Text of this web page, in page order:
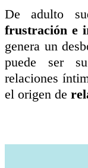
De adulto
frustración e
genera un
puede ser
relaciones
el origen de